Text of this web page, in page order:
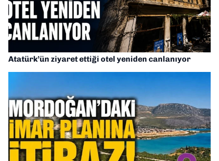
Atatürk’ün ziyaret ettiği otel yeniden canlanıyor